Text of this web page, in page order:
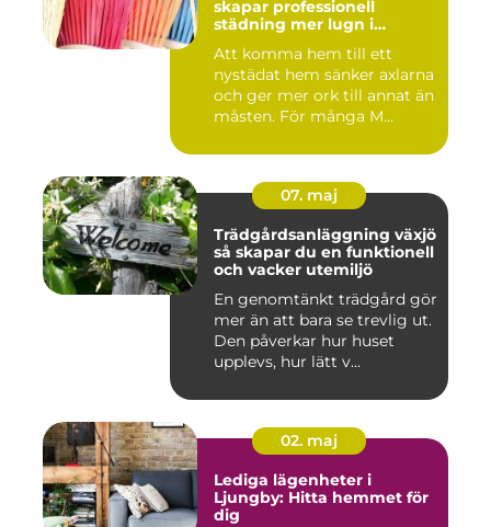
skapar professionell
städning mer lugn i
Att komma hem till ett
nystädat hem sänker axlarna
och ger mer ork till annat än
måsten. För många M...
07. maj
Trädgårdsanläggning växjö
så skapar du en funktionell
och vacker utemiljö
En genomtänkt trädgård gör
mer än att bara se trevlig ut.
Den påverkar hur huset
upplevs, hur lätt v...
02. maj
Lediga lägenheter i
Ljungby: Hitta hemmet för
dig